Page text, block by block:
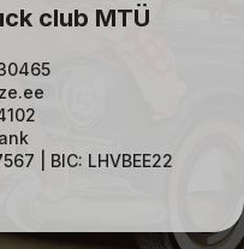
club MTÜ
| BIC: LHVBEE22